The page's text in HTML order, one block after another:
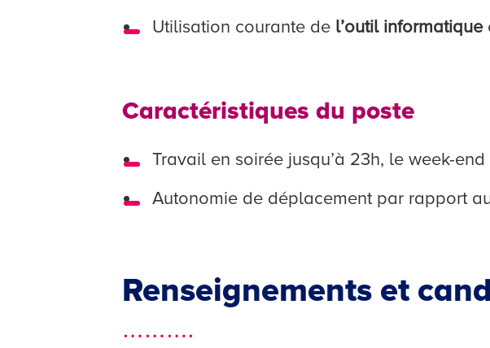
Utilisation courante de l’outil informatique
Caractéristiques du poste
Travail en soirée jusqu’à 23h, le week-
Autonomie de déplacement par rapport
Renseignements et
……….